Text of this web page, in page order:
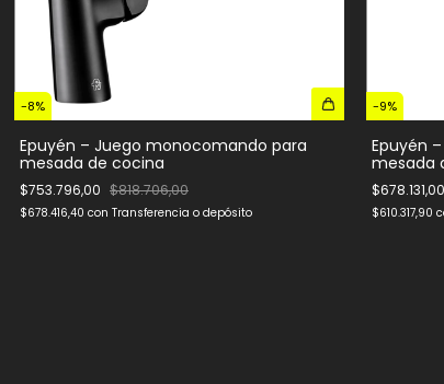
-8%
Epuyén – Juego monocomando para
mesada de cocina
$753.796,00 $818.706,00
$678.416,40 con Transferencia o depósito
-9%
Epuyén
mesada
$678.131,00
$610.317,90